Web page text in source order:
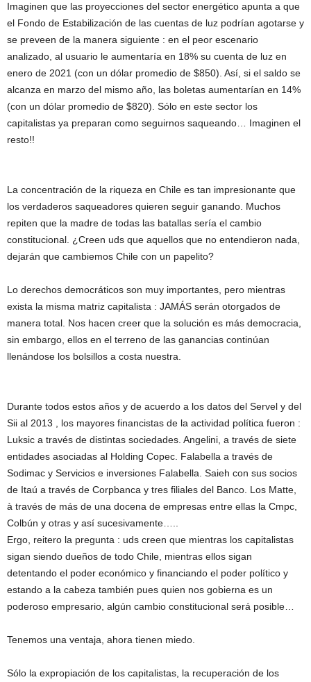
Imaginen que las proyecciones del sector energético apunta a que
el Fondo de Estabilización de las cuentas de luz podrían agotarse y
se preveen de la manera siguiente : en el peor escenario
analizado, al usuario le aumentaría en 18% su cuenta de luz en
enero de 2021 (con un dólar promedio de $850). Así, si el saldo se
alcanza en marzo del mismo año, las boletas aumentarían en 14%
(con un dólar promedio de $820). Sólo en este sector los
capitalistas ya preparan como seguirnos saqueando… Imaginen el
resto!!
La concentración de la riqueza en Chile es tan impresionante que
los verdaderos saqueadores quieren seguir ganando. Muchos
repiten que la madre de todas las batallas sería el cambio
constitucional. ¿Creen uds que aquellos que no entendieron nada,
dejarán que cambiemos Chile con un papelito?
Lo derechos democráticos son muy importantes, pero mientras
exista la misma matriz capitalista : JAMÁS serán otorgados de
manera total. Nos hacen creer que la solución es más democracia,
sin embargo, ellos en el terreno de las ganancias continúan
llenándose los bolsillos a costa nuestra.
Durante todos estos años y de acuerdo a los datos del Servel y del
Sii al 2013 , los mayores financistas de la actividad política fueron :
Luksic a través de distintas sociedades. Angelini, a través de siete
entidades asociadas al Holding Copec. Falabella a través de
Sodimac y Servicios e inversiones Falabella. Saieh con sus socios
de Itaú a través de Corpbanca y tres filiales del Banco. Los Matte,
à través de más de una docena de empresas entre ellas la Cmpc,
Colbún y otras y así sucesivamente…..
Ergo, reitero la pregunta : uds creen que mientras los capitalistas
sigan siendo dueños de todo Chile, mientras ellos sigan
detentando el poder económico y financiando el poder político y
estando a la cabeza también pues quien nos gobierna es un
poderoso empresario, algún cambio constitucional será posible…
Tenemos una ventaja, ahora tienen miedo.
Sólo la expropiación de los capitalistas, la recuperación de los